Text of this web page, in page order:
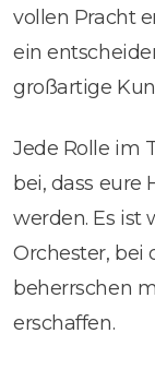
vollen Pracht
ein
großartige
Jede Rolle im
bei, dass eure
werden. Es ist
Orchester, bei
beherrschen
erschaffen.